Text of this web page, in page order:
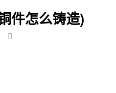
件怎么铸造)